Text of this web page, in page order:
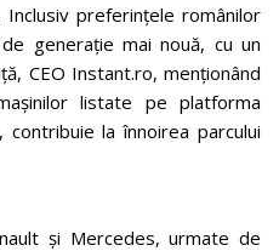
preferințele românilor
generație mai nouă, cu un
CEO Instant.ro, menționând
listate pe platforma
la înnoirea parcului
și Mercedes, urmate de